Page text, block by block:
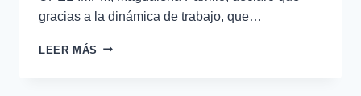
gracias a la dinámica de trabajo, que…
LEER MÁS